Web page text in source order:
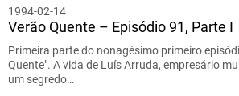
1994-02-14
Verão Quente – Episódio 91, Parte I
Primeira parte do nonagésimo primeiro
Quente". A vida de Luís Arruda, empresário
um segredo…